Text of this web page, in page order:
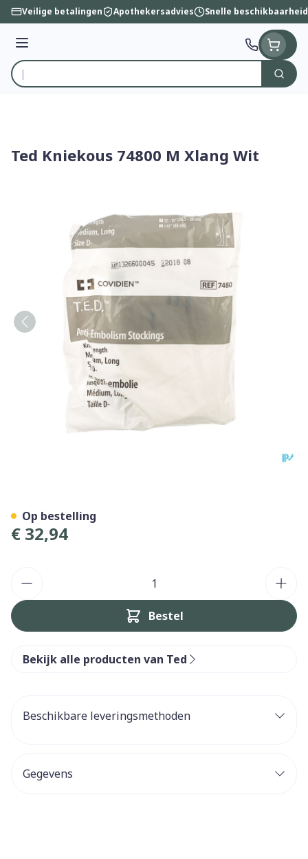
Ga naar de inhoud
Veilige betalingen Apothekersadvies Snelle beschikbaarheid
Menu
Product, merk, categorie...
Zoek
Ted Kniekous 74800 M Xlang Wit
€ 32,94
Bestel
Op bestelling
Bekijk alle producten van Ted
Beschikbare leveringsmethoden
Gegevens